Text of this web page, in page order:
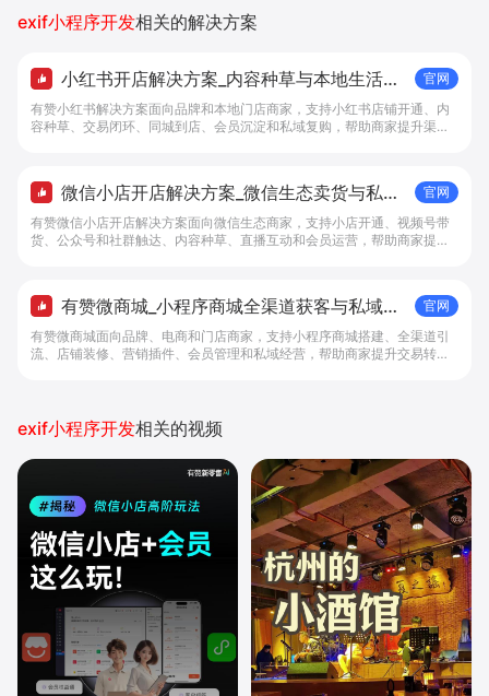
exif小程序开发相关的解决方案
小红书开店解决方案_内容种草与本地生活转
化工具 - 做生意, 找有赞
官网
有赞小红书解决方案面向品牌和本地门店商家，支持小红书店铺开通、内
容种草、交易闭环、同城到店、会员沉淀和私域复购，帮助商家提升渠道
微信小店开店解决方案_微信生态卖货与私域
经营 - 做生意, 找有赞
官网
有赞微信小店开店解决方案面向微信生态商家，支持小店开通、视频号带
货、公众号和社群触达、内容种草、直播互动和会员运营，帮助商家提升
有赞微商城_小程序商城全渠道获客与私域复
购工具 - 做生意, 找有赞
官网
有赞微商城面向品牌、电商和门店商家，支持小程序商城搭建、全渠道引
流、店铺装修、营销插件、会员管理和私域经营，帮助商家提升交易转化
exif小程序开发相关的视频